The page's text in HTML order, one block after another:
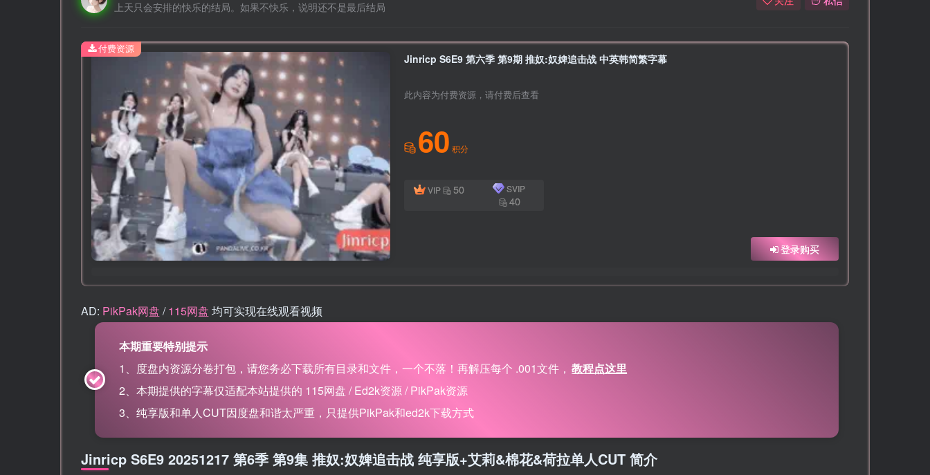
上天只会安排的快乐的结局。如果不快乐，说明还不是最后结局
Jinricp S6E9 第六季 第9期 推奴:奴婢追击战 中英韩简繁字幕
此内容为付费资源，请付费后查看
60 积分
VIP 50 SVIP
40
登录购买
付费资源
AD: PikPak网盘 /115网盘 均可实现在线观看视频
本期重要特别提示
1、度盘内资源分卷打包，请您务必下载所有目录和文件，一个不落！再解压每个 .001文件， 教程点这里
2、本期提供的字幕仅适配本站提供的 115网盘 / Ed2k资源 / PikPak资源
3、纯享版和单人CUT因度盘和谐太严重，只提供PikPak和ed2k下载方式
Jinricp S6E9 20251217 第6季 第9集 推奴:奴婢追击战 纯享版+艾莉&棉花&荷拉单人CUT 简介